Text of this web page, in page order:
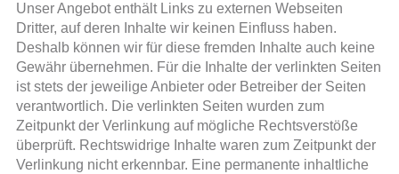
Unser Angebot enthält Links zu externen Webseiten
Dritter, auf deren Inhalte wir keinen Einfluss haben.
Deshalb können wir für diese fremden Inhalte auch keine
Gewähr übernehmen. Für die Inhalte der verlinkten Seiten
ist stets der jeweilige Anbieter oder Betreiber der Seiten
verantwortlich. Die verlinkten Seiten wurden zum
Zeitpunkt der Verlinkung auf mögliche Rechtsverstöße
überprüft. Rechtswidrige Inhalte waren zum Zeitpunkt der
Verlinkung nicht erkennbar. Eine permanente inhaltliche